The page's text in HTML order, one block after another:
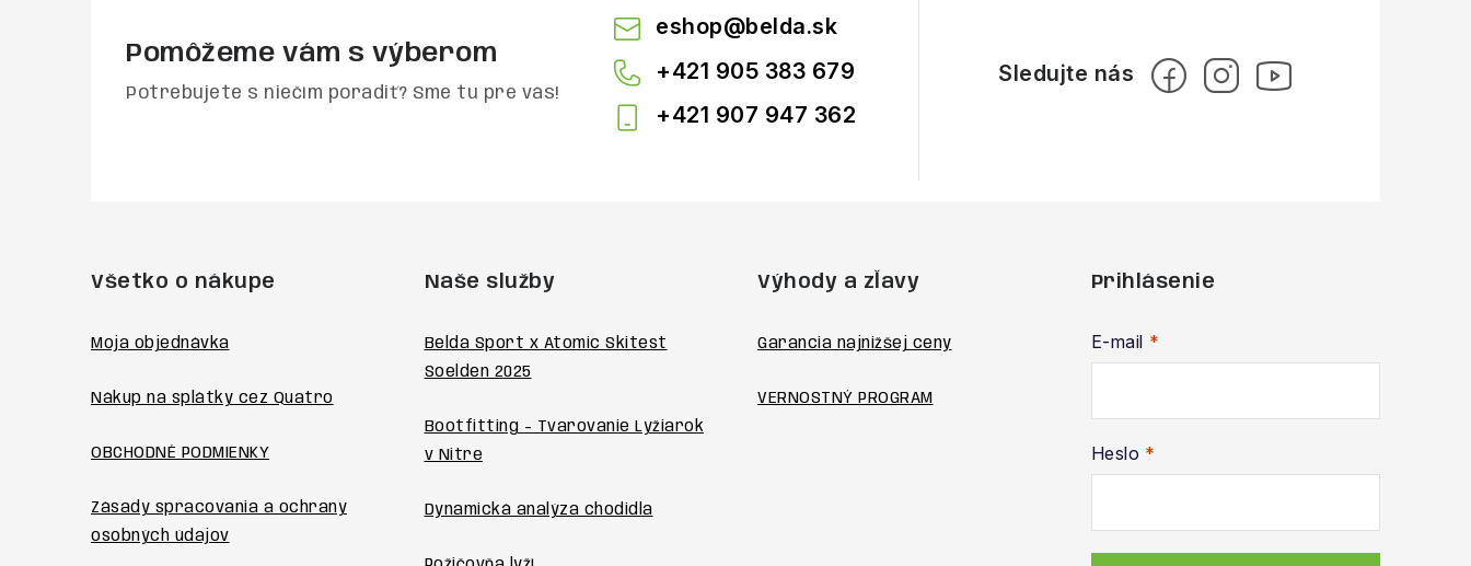
Pomôžeme vám s výberom
Potrebujete s niečím poradiť? Sme tu pre vás!
eshop@belda.sk
+421 905 383 679
+421 907 947 362
Všetko o nákupe
Moja objednávka
Nákup na splátky cez Quatro
OBCHODNÉ PODMIENKY
Zásady spracovania a ochrany
osobných údajov
Naše služby
Belda Sport x Atomic Skitest
Soelden 2025
Bootfitting - Tvarovanie Lyžiarok
v Nitre
Dynamická analýza chodidla
Výhody a zľavy
Garancia najnižšej ceny
VERNOSTNÝ PROGRAM
Prihlásenie
E-mail
Heslo